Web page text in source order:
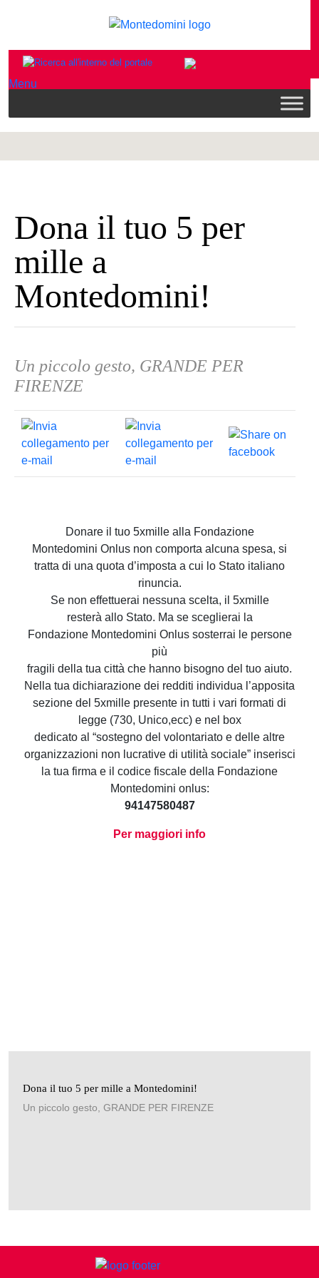
Menu
Dona il tuo 5 per
mille a
Montedomini!
Un piccolo gesto, GRANDE PER
FIRENZE
Donare il tuo 5xmille alla Fondazione
Montedomini Onlus non comporta alcuna spesa, si
tratta di una quota d’imposta a cui lo Stato italiano
rinuncia.
Se non effettuerai nessuna scelta, il 5xmille
resterà allo Stato. Ma se sceglierai la
Fondazione Montedomini Onlus sosterrai le persone
più
fragili della tua città che hanno bisogno del tuo aiuto.
Nella tua dichiarazione dei redditi individua l’apposita
sezione del 5xmille presente in tutti i vari formati di
legge (730, Unico,ecc) e nel box
dedicato al “sostegno del volontariato e delle altre
organizzazioni non lucrative di utilità sociale” inserisci
la tua firma e il codice fiscale della Fondazione
Montedomini onlus:
94147580487
Per maggiori info
Dona il tuo 5 per mille a Montedomini!
Un piccolo gesto, GRANDE PER FIRENZE